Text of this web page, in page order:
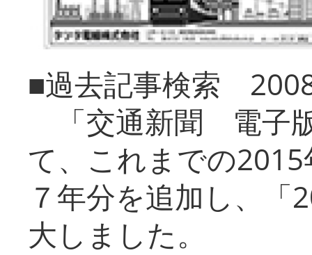
■過去記事検索
「交通新聞 電子
て、これまでの
７年分を追加し、「
大しまし